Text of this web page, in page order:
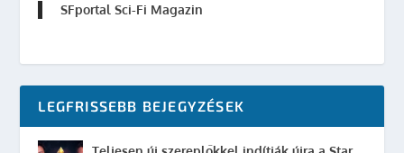
SFportal Sci-Fi Magazin
LEGFRISSEBB BEJEGYZÉSEK